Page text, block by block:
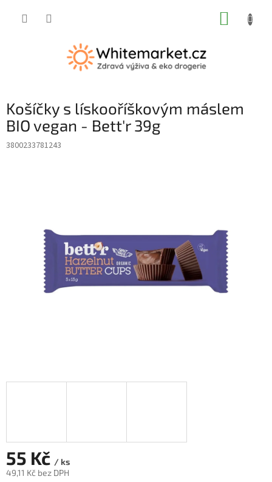
Košíčky s lískooříškovým máslem
BIO vegan - Bett'r 39g
3800233781243
55 Kč / ks
49,11 Kč bez DPH